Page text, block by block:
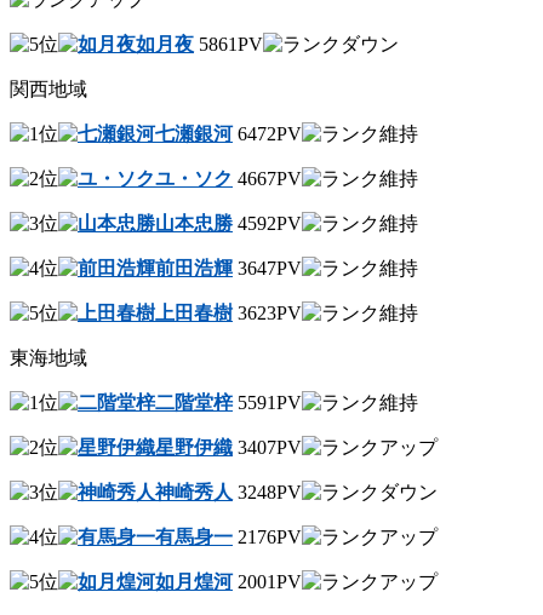
如月夜 5861PV
関西地域
七瀬銀河 6472PV
ユ・ソク 4667PV
山本忠勝 4592PV
前田浩輝 3647PV
上田春樹 3623PV
東海地域
二階堂梓5591PV
星野伊織 3407PV
神崎秀人 3248PV
有馬身一 2176PV
如月煌河 2001PV